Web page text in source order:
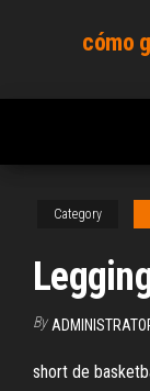
content
cómo
Category
By
short de